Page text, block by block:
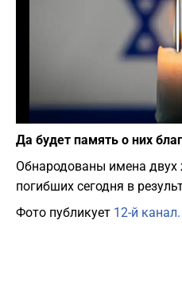
Да будет память о них
Обнародованы имена двух
погибших сегодня в
Фото публикует 12-й канал.